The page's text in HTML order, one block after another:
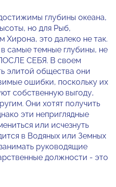
глубины океана,
но для Рыб,
Хирона, это далеко не так.
самые темные глубины, не
СЕБЯ. В своем
элитой общества они
ошибки, поскольку их
собственную выгоду,
Они хотят получить
эти неприглядные
или исчезнуть
в Водяных или Земных
руководящие
должности - это